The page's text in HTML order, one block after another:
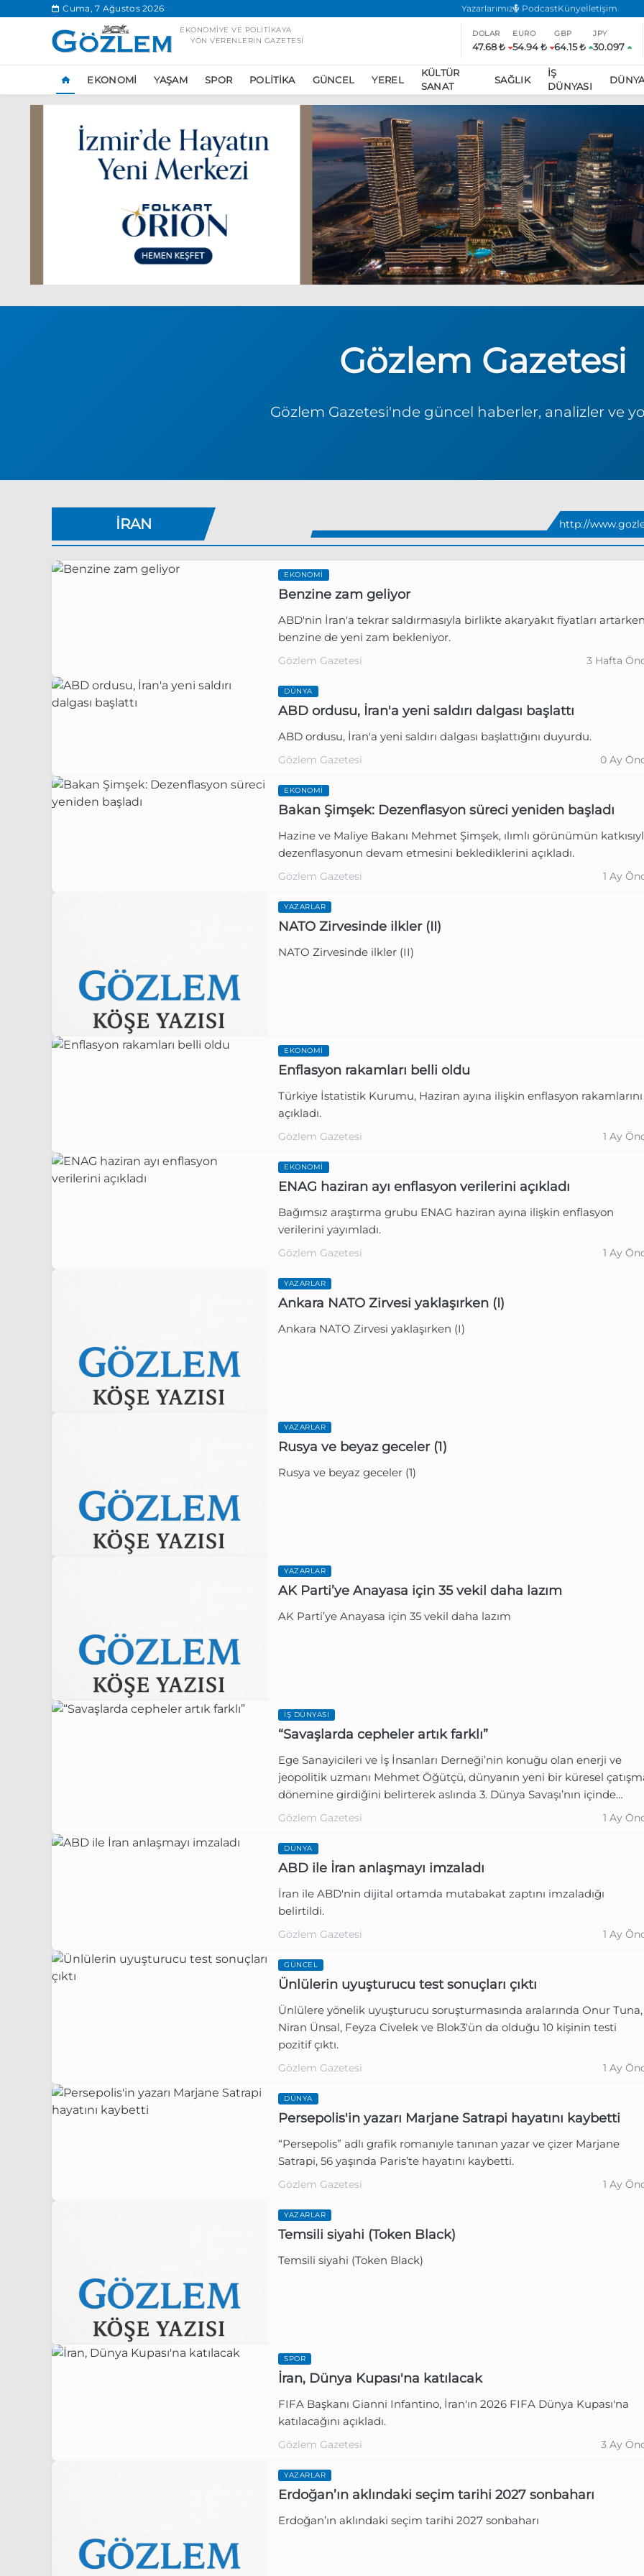
Cuma, 7 Ağustos 2026 Yazarlarımız PodcastKünyeİletişim
EKONOMIYE VE POLITIKAYA
YÖN VERENLERIN GAZETESI
DOLAR
47.68 ₺
EURO
54.94 ₺
GBP
64.15 ₺
JPY
30.097
EKONOMI YAŞAM SPOR POLITIKA GÜNCEL YEREL
KÜLTÜR
SANAT
SAĞLIK
İŞ
DÜNYASI
Ankara’da eylem yasağı uzatıldı
Özgür Özel, Ekrem İmamoğlu’nu
Ünlü çift bir etkinliğe daha katılmama kararı aldı
Boykot
Gözlem Gazetesi
Gözlem Gazetesi'nde güncel haberler, analizler ve
IRAN http://
EKONOMI
Benzine zam geliyor
ABD'nin İran'a tekrar saldırmasıyla birlikte akaryakıt fiyatları
benzine de yeni zam bekleniyor.
Gözlem Gazetesi 3 Hafta
DÜNYA
ABD ordusu, İran'a yeni saldırı dalgası başlattı
ABD ordusu, İran'a yeni saldırı dalgası başlattığını duyurdu.
Gözlem Gazetesi 0 Ay
EKONOMI
Bakan Şimşek: Dezenflasyon süreci yeniden başladı
Hazine ve Maliye Bakanı Mehmet Şimşek, ılımlı görünümün
dezenflasyonun devam etmesini beklediklerini açıkladı.
Gözlem Gazetesi 1 Ay
YAZARLAR
NATO Zirvesinde ilkler (II)
NATO Zirvesinde ilkler (II)
Gözlem Gazetesi 1 Ay
EKONOMI
Enflasyon rakamları belli oldu
Türkiye İstatistik Kurumu, Haziran ayına ilişkin enflasyon rakamlarını
açıkladı.
Gözlem Gazetesi 1 Ay
EKONOMI
ENAG haziran ayı enflasyon verilerini açıkladı
Bağımsız araştırma grubu ENAG haziran ayına ilişkin enflasyon
verilerini yayımladı.
Gözlem Gazetesi 1 Ay
YAZARLAR
Ankara NATO Zirvesi yaklaşırken (I)
Ankara NATO Zirvesi yaklaşırken (I)
Gözlem Gazetesi
YAZARLAR
Rusya ve beyaz geceler (1)
Rusya ve beyaz geceler (1)
Gözlem Gazetesi
YAZARLAR
AK Parti’ye Anayasa için 35 vekil daha lazım
AK Parti’ye Anayasa için 35 vekil daha lazım
Gözlem Gazetesi 1 Ay
İŞ DÜNYASI
“Savaşlarda cepheler artık farklı”
Ege Sanayicileri ve İş İnsanları Derneği’nin konuğu olan enerji ve
jeopolitik uzmanı Mehmet Öğütçü, dünyanın yeni bir küresel
dönemine girdiğini belirterek aslında 3. Dünya Savaşı’nın içinde
olduğumuzu dile getirdi.
Gözlem Gazetesi 1 Ay
DÜNYA
ABD ile İran anlaşmayı imzaladı
İran ile ABD'nin dijital ortamda mutabakat zaptını imzaladığı
belirtildi.
Gözlem Gazetesi 1 Ay
GÜNCEL
Ünlülerin uyuşturucu test sonuçları çıktı
Ünlülere yönelik uyuşturucu soruşturmasında aralarında Onur Tuna,
Niran Ünsal, Feyza Civelek ve Blok3'ün da olduğu 10 kişinin testi
pozitif çıktı.
Gözlem Gazetesi 1 Ay
DÜNYA
Persepolis'in yazarı Marjane Satrapi hayatını kaybetti
“Persepolis” adlı grafik romanıyle tanınan yazar ve çizer Marjane
Satrapi, 56 yaşında Paris’te hayatını kaybetti.
Gözlem Gazetesi 1 Ay
YAZARLAR
Temsili siyahi (Token Black)
Temsili siyahi (Token Black)
Gözlem Gazetesi 3 Ay
SPOR
İran, Dünya Kupası'na katılacak
FIFA Başkanı Gianni Infantino, İran'ın 2026 FIFA Dünya Kupası'na
katılacağını açıkladı.
Gözlem Gazetesi 3 Ay
YAZARLAR
Erdoğan’ın aklındaki seçim tarihi 2027 sonbaharı
Erdoğan’ın aklındaki seçim tarihi 2027 sonbaharı